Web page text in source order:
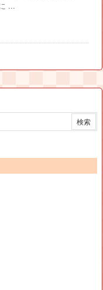
...